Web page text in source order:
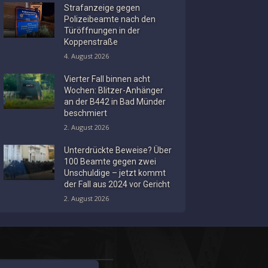
Strafanzeige gegen
Polizeibeamte nach den
Türöffnungen in der
Koppenstraße
4. August 2026
Vierter Fall binnen acht
Wochen: Blitzer-Anhänger
an der B442 in Bad Münder
beschmiert
2. August 2026
Unterdrückte Beweise? Über
100 Beamte gegen zwei
Unschuldige – jetzt kommt
der Fall aus 2024 vor Gericht
2. August 2026